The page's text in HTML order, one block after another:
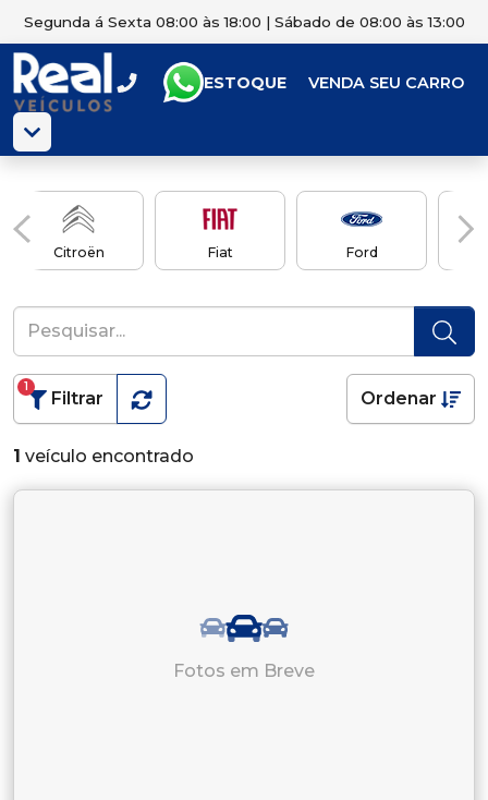
Segunda á Sexta 08:00 às 18:00 | Sábado de 08:00 às 13:00
ESTOQUE VENDA SEU CARRO
Citroën Fiat Ford
Filtrar
1
Ordenar
1 veículo encontrado
Fotos em Breve